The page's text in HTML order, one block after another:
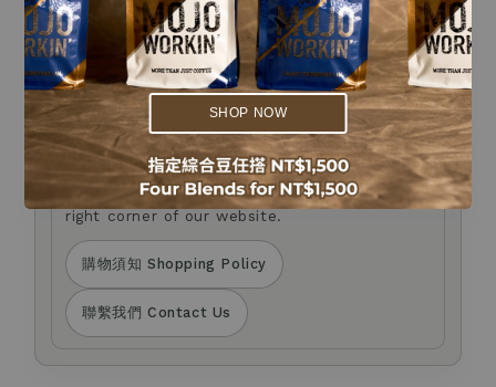
.
.
SHOP NOW
我們不會以電話或簡訊方式通知您變更付款方式。
如您對商品選購，或有任何疑問，歡迎透過官網右下角
Live Chat 留言與我們聯繫。
We will never contact you by phone or SMS
to request changes to your payment method.
If you have any questions about product
selection or need assistance, please leave us
a message via the Live Chat at the bottom
right corner of our website.
購物須知 Shopping Policy
聯繫我們 Contact Us